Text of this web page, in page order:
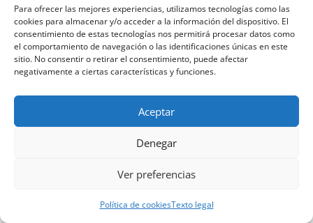
Para ofrecer las mejores experiencias, utilizamos tecnologías como las
cookies para almacenar y/o acceder a la información del dispositivo. El
consentimiento de estas tecnologías nos permitirá procesar datos como
el comportamiento de navegación o las identificaciones únicas en este
sitio. No consentir o retirar el consentimiento, puede afectar
negativamente a ciertas características y funciones.
Aceptar
Denegar
Ver preferencias
Política de cookiesTexto legal